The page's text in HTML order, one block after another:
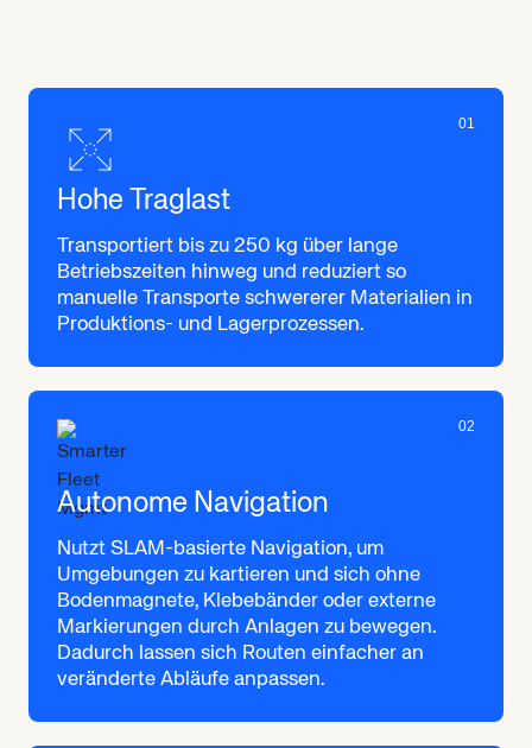
intelligentereArt,
Material
01
Hohe Traglast
Transportiert bis zu 250 kg über lange
Betriebszeiten hinweg und reduziert so
manuelle Transporte schwererer Materialien in
Produktions- und Lagerprozessen.
02
Autonome Navigation
Nutzt SLAM-basierte Navigation, um
Umgebungen zu kartieren und sich ohne
Bodenmagnete, Klebebänder oder externe
Markierungen durch Anlagen zu bewegen.
Dadurch lassen sich Routen einfacher an
veränderte Abläufe anpassen.